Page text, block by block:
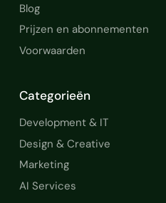
Blog
Prijzen en abonnementen
Voorwaarden
Categorieën
Development & IT
Design & Creative
Marketing
AI Services